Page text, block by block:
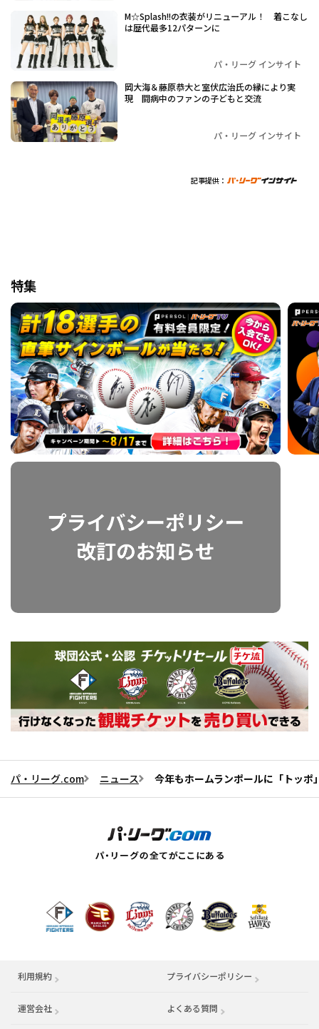
M☆Splash!!の衣装がリニューアル！ 着こなし
は歴代最多12パターンに
パ・リーグ インサイト
岡大海＆藤原恭大と室伏広治氏の縁により実
現 闘病中のファンの子どもと交流
パ・リーグ インサイト
記事提供：
特集
パ・リーグ.com ニュース 今年もホームランポールに「トッ
利用規約 プライバシーポリシー
運営会社 （別ウィンドウで開く） よくある質問